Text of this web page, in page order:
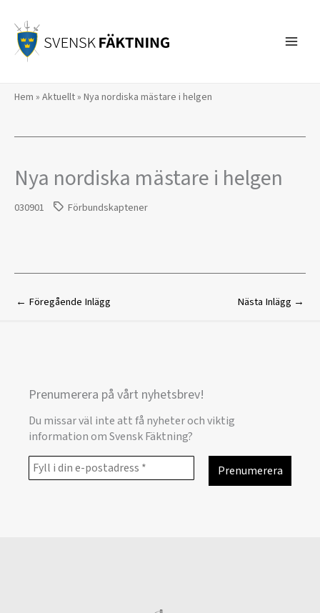
innehåll
Hem » Aktuellt» Nya nordiska mästare i helgen
Nya nordiska mästare i helgen
030901 Förbundskaptener
← Föregående Inlägg Nästa Inlägg →
Prenumerera på vårt nyhetsbrev!
Du missar väl inte att få nyheter och viktig
information om Svensk Fäktning?